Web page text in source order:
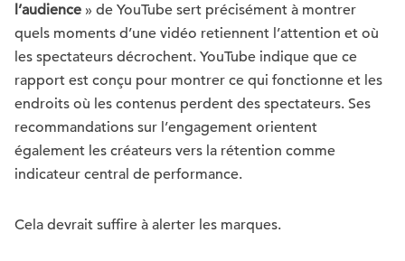
l’audience » de YouTube sert précisément à montrer
quels moments d’une vidéo retiennent l’attention et où
les spectateurs décrochent. YouTube indique que ce
rapport est conçu pour montrer ce qui fonctionne et les
endroits où les contenus perdent des spectateurs. Ses
recommandations sur l’engagement orientent
également les créateurs vers la rétention comme
indicateur central de performance.
Cela devrait suffire à alerter les marques.